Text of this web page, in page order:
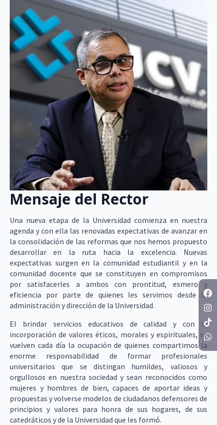
Validación demanda
Nuestros socios
Nuestro equipo
Servicios
Repositorio
Estragia innova-t
Productos de conocimiento
Hackaton
Congreso 2025
Mensaje del Rector
Una nueva etapa de la Universidad comienza en nuestra
agenda y con ella las renovadas expectativas de avanzar en
la consolidación de las reformas que nos hemos propuesto
desarrollar en la ruta hacia la excelencia. Nuevas
expectativas surgen en la comunidad estudiantil y en la
comunidad docente que se constituyen en compromisos
por satisfacerles a ambos con prontitud, esmero y
eficiencia por parte de quienes les servimos desde la
administración y dirección de la Universidad.
El brindar servicios educativos de calidad y con la
incorporación de valores éticos, morales y espirituales, se
vuelven cada día la ocupación de quienes compartimos la
enorme responsabilidad de formar profesionales
universitarios que se distingan humildes, valiosos y
orgullosos en nuestra sociedad y sean reconocidos como
mujeres y hombres de bien, capaces de aportar ideas y
propuestas y volverse modelos de ciudadanos defensores de
principios y valores para honra de sus hogares, de sus
catedráticos y de la Universidad que les formó.